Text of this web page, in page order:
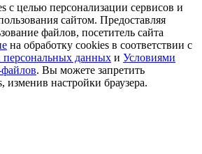
с целью персонализации сервисов и
сайтом. Предоставляя
файлов, посетитель сайта
на обработку cookies в соответствии с
данных и Условиями
. Вы можете запретить
изменив настройки браузера.